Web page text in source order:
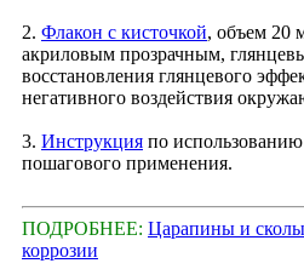
2. Флакон с кисточкой, объем 20
акриловым прозрачным,
восстановления глянцевого
негативного воздействия
3. Инструкция по
пошагового применения.
ПОДРОБНЕЕ: Царапины и
коррозии